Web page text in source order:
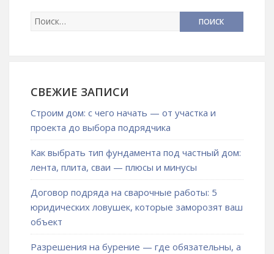
СВЕЖИЕ ЗАПИСИ
Строим дом: с чего начать — от участка и
проекта до выбора подрядчика
Как выбрать тип фундамента под частный дом:
лента, плита, сваи — плюсы и минусы
Договор подряда на сварочные работы: 5
юридических ловушек, которые заморозят ваш
объект
Разрешения на бурение — где обязательны, а